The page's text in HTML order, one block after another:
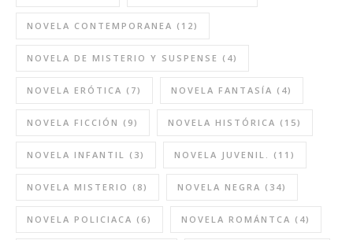
NOVELA CONTEMPORANEA (12)
NOVELA DE MISTERIO Y SUSPENSE (4)
NOVELA ERÓTICA (7) NOVELA FANTASÍA (4)
NOVELA FICCIÓN (9) NOVELA HISTÓRICA (15)
NOVELA INFANTIL (3) NOVELA JUVENIL. (11)
NOVELA MISTERIO (8) NOVELA NEGRA (34)
NOVELA POLICIACA (6) NOVELA ROMÁNTCA (4)